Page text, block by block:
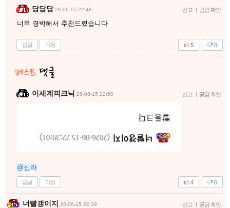
당담당 26-06-15 22:48 신고 | 공감 확인
너무 경박해서 추천드렸습니다
답글 이동 0
5
이세계피크닉 26-06-15 22:50 신고 | 공감 확인
@신라
답글 이동 0
4
너빨갱이지 26-06-15 22:39 신고 | 공감 확인